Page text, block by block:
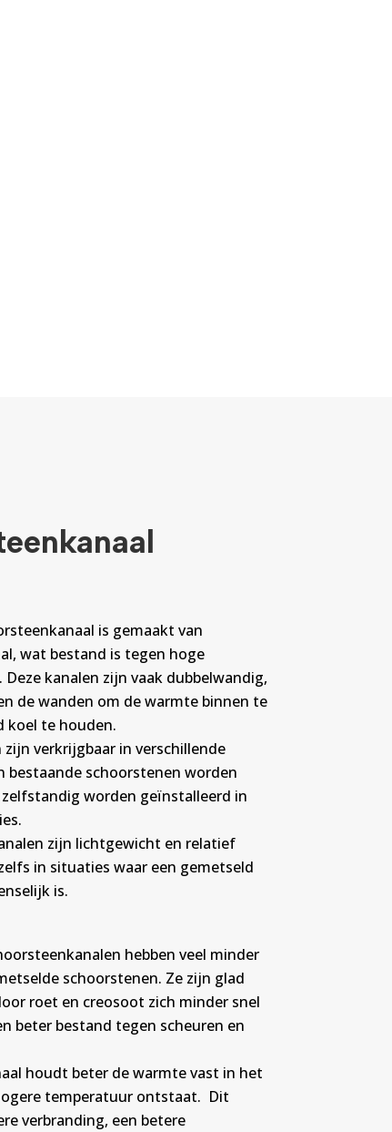
is gemaakt van
wat bestand is tegen hoge
kanalen zijn vaak dubbelwandig,
de wanden om de warmte binnen te
koel te houden.
zijn verkrijgbaar in verschillende
bestaande schoorstenen worden
worden geïnstalleerd in
zijn lichtgewicht en relatief
in situaties waar een gemetseld
is.
hebben veel minder
schoorstenen. Ze zijn glad
roet en creosoot zich minder snel
beter bestand tegen scheuren en
houdt beter de warmte vast in het
temperatuur ontstaat. Dit
verbranding, een betere